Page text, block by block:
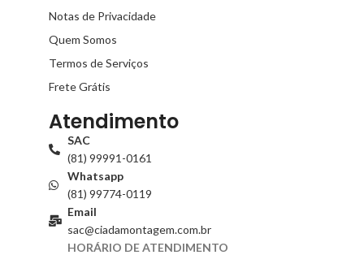
Notas de Privacidade
Quem Somos
Termos de Serviços
Frete Grátis
Atendimento
SAC
(81) 99991-0161
Whatsapp
(81) 99774-0119
Email
sac@ciadamontagem.com.br
HORÁRIO DE ATENDIMENTO